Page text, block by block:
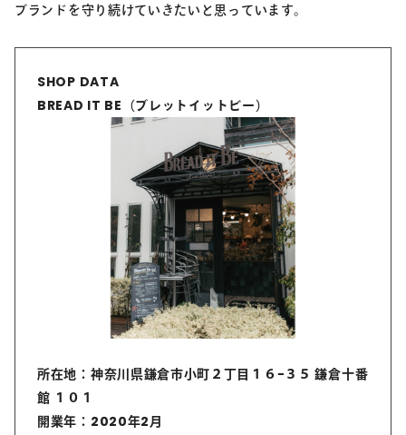
ブランドを守り続けていきたいと思っています。
SHOP DATA
BREAD IT BE（ブレットイットビー）
所在地：神奈川県鎌倉市小町２丁目１６−３５ 鎌倉十番
館 １０１
開業年：2020年2月